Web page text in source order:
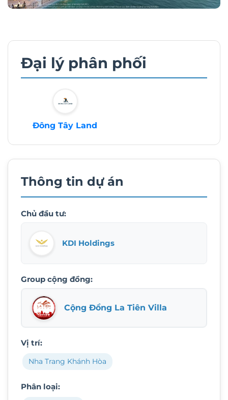
Đại lý phân phối
Đông Tây Land
Thông tin dự án
Chủ đầu tư:
KDI Holdings
Group cộng đồng:
Cộng Đồng La Tiên Villa
Vị trí:
Nha Trang Khánh Hòa
Phân loại: